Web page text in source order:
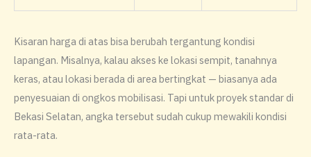
Kisaran harga di atas bisa berubah tergantung kondisi
lapangan. Misalnya, kalau akses ke lokasi sempit, tanahnya
keras, atau lokasi berada di area bertingkat — biasanya ada
penyesuaian di ongkos mobilisasi. Tapi untuk proyek standar di
Bekasi Selatan, angka tersebut sudah cukup mewakili kondisi
rata-rata.